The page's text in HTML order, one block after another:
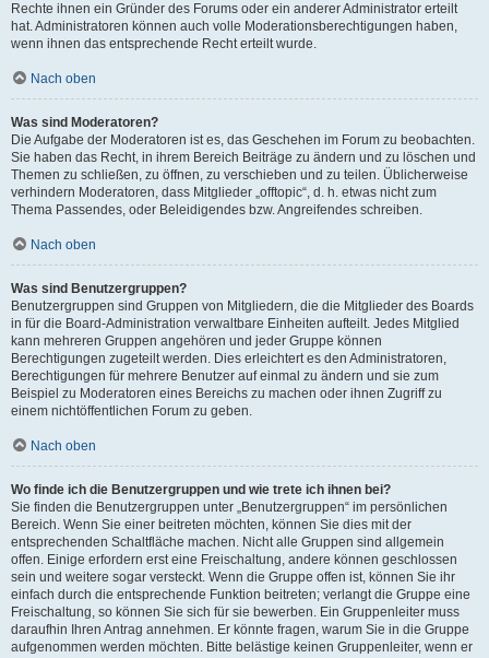
Rechte ihnen ein Gründer des Forums oder ein anderer Administrator erteilt
hat. Administratoren können auch volle Moderationsberechtigungen haben,
wenn ihnen das entsprechende Recht erteilt wurde.
Nach oben
Was sind Moderatoren?
Die Aufgabe der Moderatoren ist es, das Geschehen im Forum zu beobachten.
Sie haben das Recht, in ihrem Bereich Beiträge zu ändern und zu löschen und
Themen zu schließen, zu öffnen, zu verschieben und zu teilen. Üblicherweise
verhindern Moderatoren, dass Mitglieder „offtopic“, d. h. etwas nicht zum
Thema Passendes, oder Beleidigendes bzw. Angreifendes schreiben.
Nach oben
Was sind Benutzergruppen?
Benutzergruppen sind Gruppen von Mitgliedern, die die Mitglieder des Boards
in für die Board-Administration verwaltbare Einheiten aufteilt. Jedes Mitglied
kann mehreren Gruppen angehören und jeder Gruppe können
Berechtigungen zugeteilt werden. Dies erleichtert es den Administratoren,
Berechtigungen für mehrere Benutzer auf einmal zu ändern und sie zum
Beispiel zu Moderatoren eines Bereichs zu machen oder ihnen Zugriff zu
einem nichtöffentlichen Forum zu geben.
Nach oben
Wo finde ich die Benutzergruppen und wie trete ich ihnen bei?
Sie finden die Benutzergruppen unter „Benutzergruppen“ im persönlichen
Bereich. Wenn Sie einer beitreten möchten, können Sie dies mit der
entsprechenden Schaltfläche machen. Nicht alle Gruppen sind allgemein
offen. Einige erfordern erst eine Freischaltung, andere können geschlossen
sein und weitere sogar versteckt. Wenn die Gruppe offen ist, können Sie ihr
einfach durch die entsprechende Funktion beitreten; verlangt die Gruppe eine
Freischaltung, so können Sie sich für sie bewerben. Ein Gruppenleiter muss
daraufhin Ihren Antrag annehmen. Er könnte fragen, warum Sie in die Gruppe
aufgenommen werden möchten. Bitte belästige keinen Gruppenleiter, wenn er